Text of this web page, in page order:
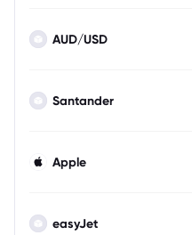
AUD/USD
Santander
Apple
easyJet